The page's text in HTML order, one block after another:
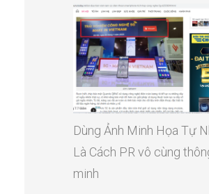
Dùng Ảnh Minh Họa Tự
Là Cách PR vô cùng
minh